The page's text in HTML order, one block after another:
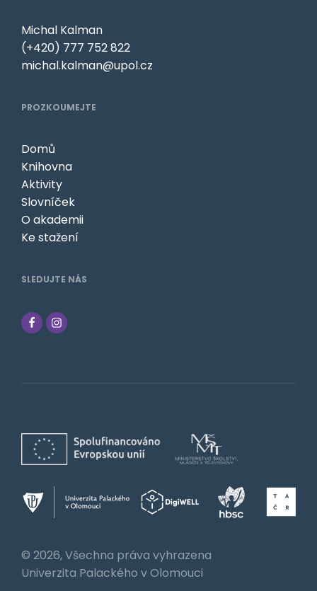
Michal Kalman
(+420) 777 752 822
michal.kalman@upol.cz
PROZKOUMEJTE
Domů
Knihovna
Aktivity
Slovníček
O akademii
Ke stažení
SLEDUJTE NÁS
© 2026, Všechna práva vyhrazena
Univerzita Palackého v Olomouci